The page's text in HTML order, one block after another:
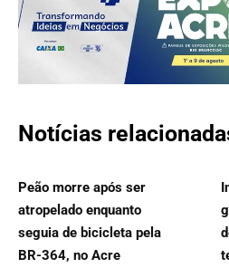
Notícias
Peão morre após ser
atropelado enquanto
seguia de bicicleta pela
BR-364, no Acre